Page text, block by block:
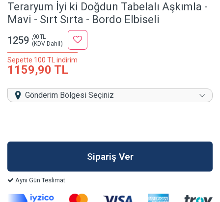
Teraryum İyi ki Doğdun Tabelalı Aşkımla -
Mavi - Sırt Sırta - Bordo Elbiseli
1259 ,90 TL
(KDV Dahil)
Sepette 100 TL indirim
1159,90 TL
Gönderim Bölgesi Seçiniz
Aynı Gün Teslimat